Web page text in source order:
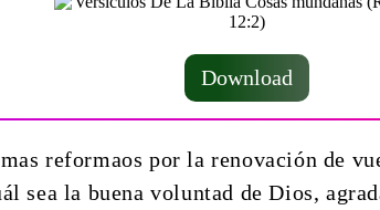
Download
reformaos por la renovación de
sea la buena voluntad de Dios,